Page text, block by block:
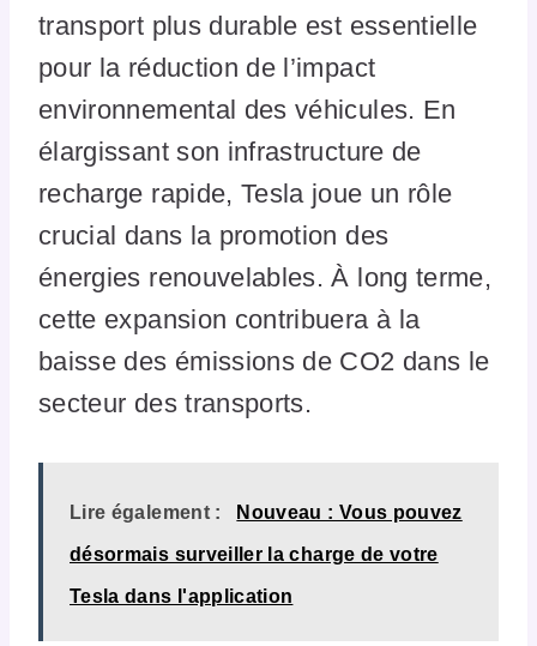
transport plus durable est essentielle
pour la réduction de l’impact
environnemental des véhicules. En
élargissant son infrastructure de
recharge rapide, Tesla joue un rôle
crucial dans la promotion des
énergies renouvelables. À long terme,
cette expansion contribuera à la
baisse des émissions de CO2 dans le
secteur des transports.
Lire également : Nouveau : Vous pouvez
désormais surveiller la charge de votre
Tesla dans l'application